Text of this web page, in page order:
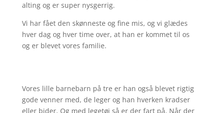
alting og er super nysgerrig.
Vi har fået den skønneste og fine mis, og vi glædes
hver dag og hver time over, at han er kommet til os
og er blevet vores familie.
Vores lille barnebarn på tre er han også blevet rigtig
gode venner med, de leger og han hverken kradser
eller bider. Og med legetøj så er der fart på. Når der